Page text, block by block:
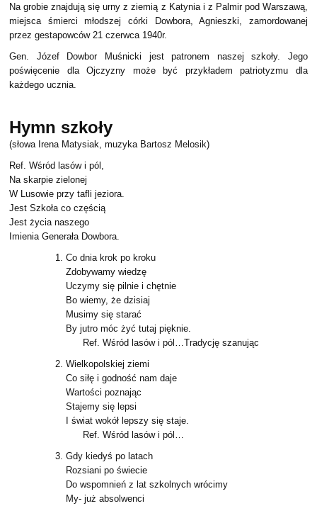
Na grobie znajdują się urny z ziemią z Katynia i z Palmir pod Warszawą,
miejsca śmierci młodszej córki Dowbora, Agnieszki, zamordowanej
przez gestapowców 21 czerwca 1940r.
Gen. Józef Dowbor Muśnicki jest patronem naszej szkoły. Jego
poświęcenie dla Ojczyzny może być przykładem patriotyzmu dla
każdego ucznia.
Hymn szkoły
(słowa Irena Matysiak, muzyka Bartosz Melosik)
Ref. Wśród lasów i pól,
Na skarpie zielonej
W Lusowie przy tafli jeziora.
Jest Szkoła co częścią
Jest życia naszego
Imienia Generała Dowbora.
Co dnia krok po kroku
Zdobywamy wiedzę
Uczymy się pilnie i chętnie
Bo wiemy, że dzisiaj
Musimy się starać
By jutro móc żyć tutaj pięknie.
Ref. Wśród lasów i pól…Tradycję szanując
Wielkopolskiej ziemi
Co siłę i godność nam daje
Wartości poznając
Stajemy się lepsi
I świat wokół lepszy się staje.
Ref. Wśród lasów i pól…
Gdy kiedyś po latach
Rozsiani po świecie
Do wspomnień z lat szkolnych wrócimy
My- już absolwenci